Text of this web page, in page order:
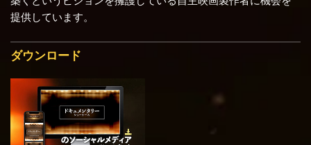
提供しています。
ダウンロード